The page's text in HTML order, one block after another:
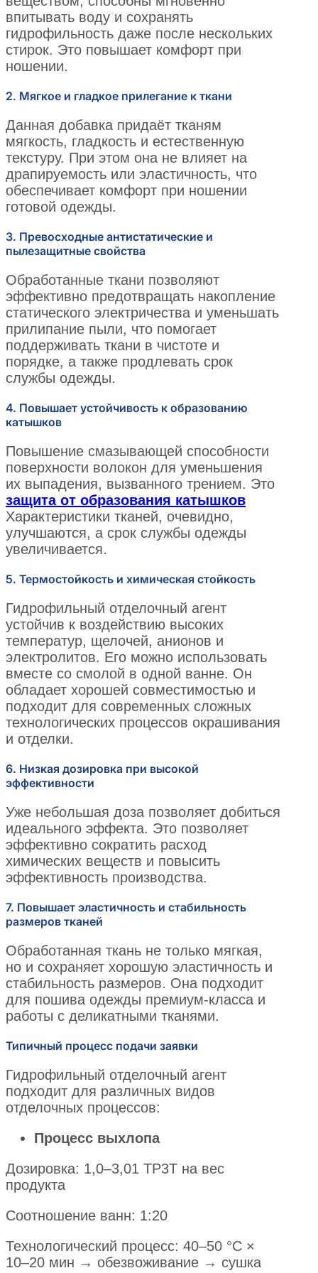
впитывать воду и сохранять
гидрофильность даже после нескольких
стирок. Это повышает комфорт при
ношении.
2. Мягкое и гладкое прилегание к ткани
Данная добавка придаёт тканям
мягкость, гладкость и естественную
текстуру. При этом она не влияет на
драпируемость или эластичность, что
обеспечивает комфорт при ношении
готовой одежды.
3. Превосходные антистатические и
пылезащитные свойства
Обработанные ткани позволяют
эффективно предотвращать накопление
статического электричества и уменьшать
прилипание пыли, что помогает
поддерживать ткани в чистоте и
порядке, а также продлевать срок
службы одежды.
4. Повышает устойчивость к образованию
катышков
Повышение смазывающей способности
поверхности волокон для уменьшения
их выпадения, вызванного трением. Это
защита от образования катышков
Характеристики тканей, очевидно,
улучшаются, а срок службы одежды
увеличивается.
5. Термостойкость и химическая стойкость
Гидрофильный отделочный агент
устойчив к воздействию высоких
температур, щелочей, анионов и
электролитов. Его можно использовать
вместе со смолой в одной ванне. Он
обладает хорошей совместимостью и
подходит для современных сложных
технологических процессов окрашивания
и отделки.
6. Низкая дозировка при высокой
эффективности
Уже небольшая доза позволяет добиться
идеального эффекта. Это позволяет
эффективно сократить расход
химических веществ и повысить
эффективность производства.
7. Повышает эластичность и стабильность
размеров тканей
Обработанная ткань не только мягкая,
но и сохраняет хорошую эластичность и
стабильность размеров. Она подходит
для пошива одежды премиум-класса и
работы с деликатными тканями.
Типичный процесс подачи заявки
Гидрофильный отделочный агент
подходит для различных видов
отделочных процессов:
Процесс выхлопа
Дозировка: 1,0–3,01 TP3T на вес
продукта
Соотношение ванн: 1:20
Технологический процесс: 40–50 °C ×
10–20 мин → обезвоживание → сушка